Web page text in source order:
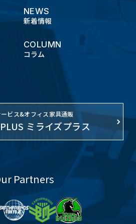
NEWS
新着情報
COLUMN
コラム
ビス&オフィス家具通販
ミライズプラス
Partners